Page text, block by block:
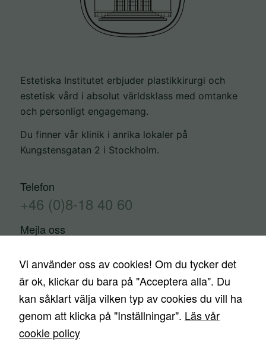
Estetiska Institutet erbjuder plastikkirurgi och
estetisk vård i absolut världsklass med omtanke
och personligt engagemang.
Du finner vår klinik i anrika lokaler på
Kungstensgatan 2 i Stockholm.
Telefon
+46 (0)8-18 40 60
Mejla oss
Kontakta oss Trygghetsgaranti
Finansiering
Priser
Nyheter Media Ingrepp
Vi använder oss av cookies! Om du tycker det
är ok, klickar du bara på "Acceptera alla". Du
kan såklart välja vilken typ av cookies du vill ha
genom att klicka på "Inställningar". Läs vår
cookie policy